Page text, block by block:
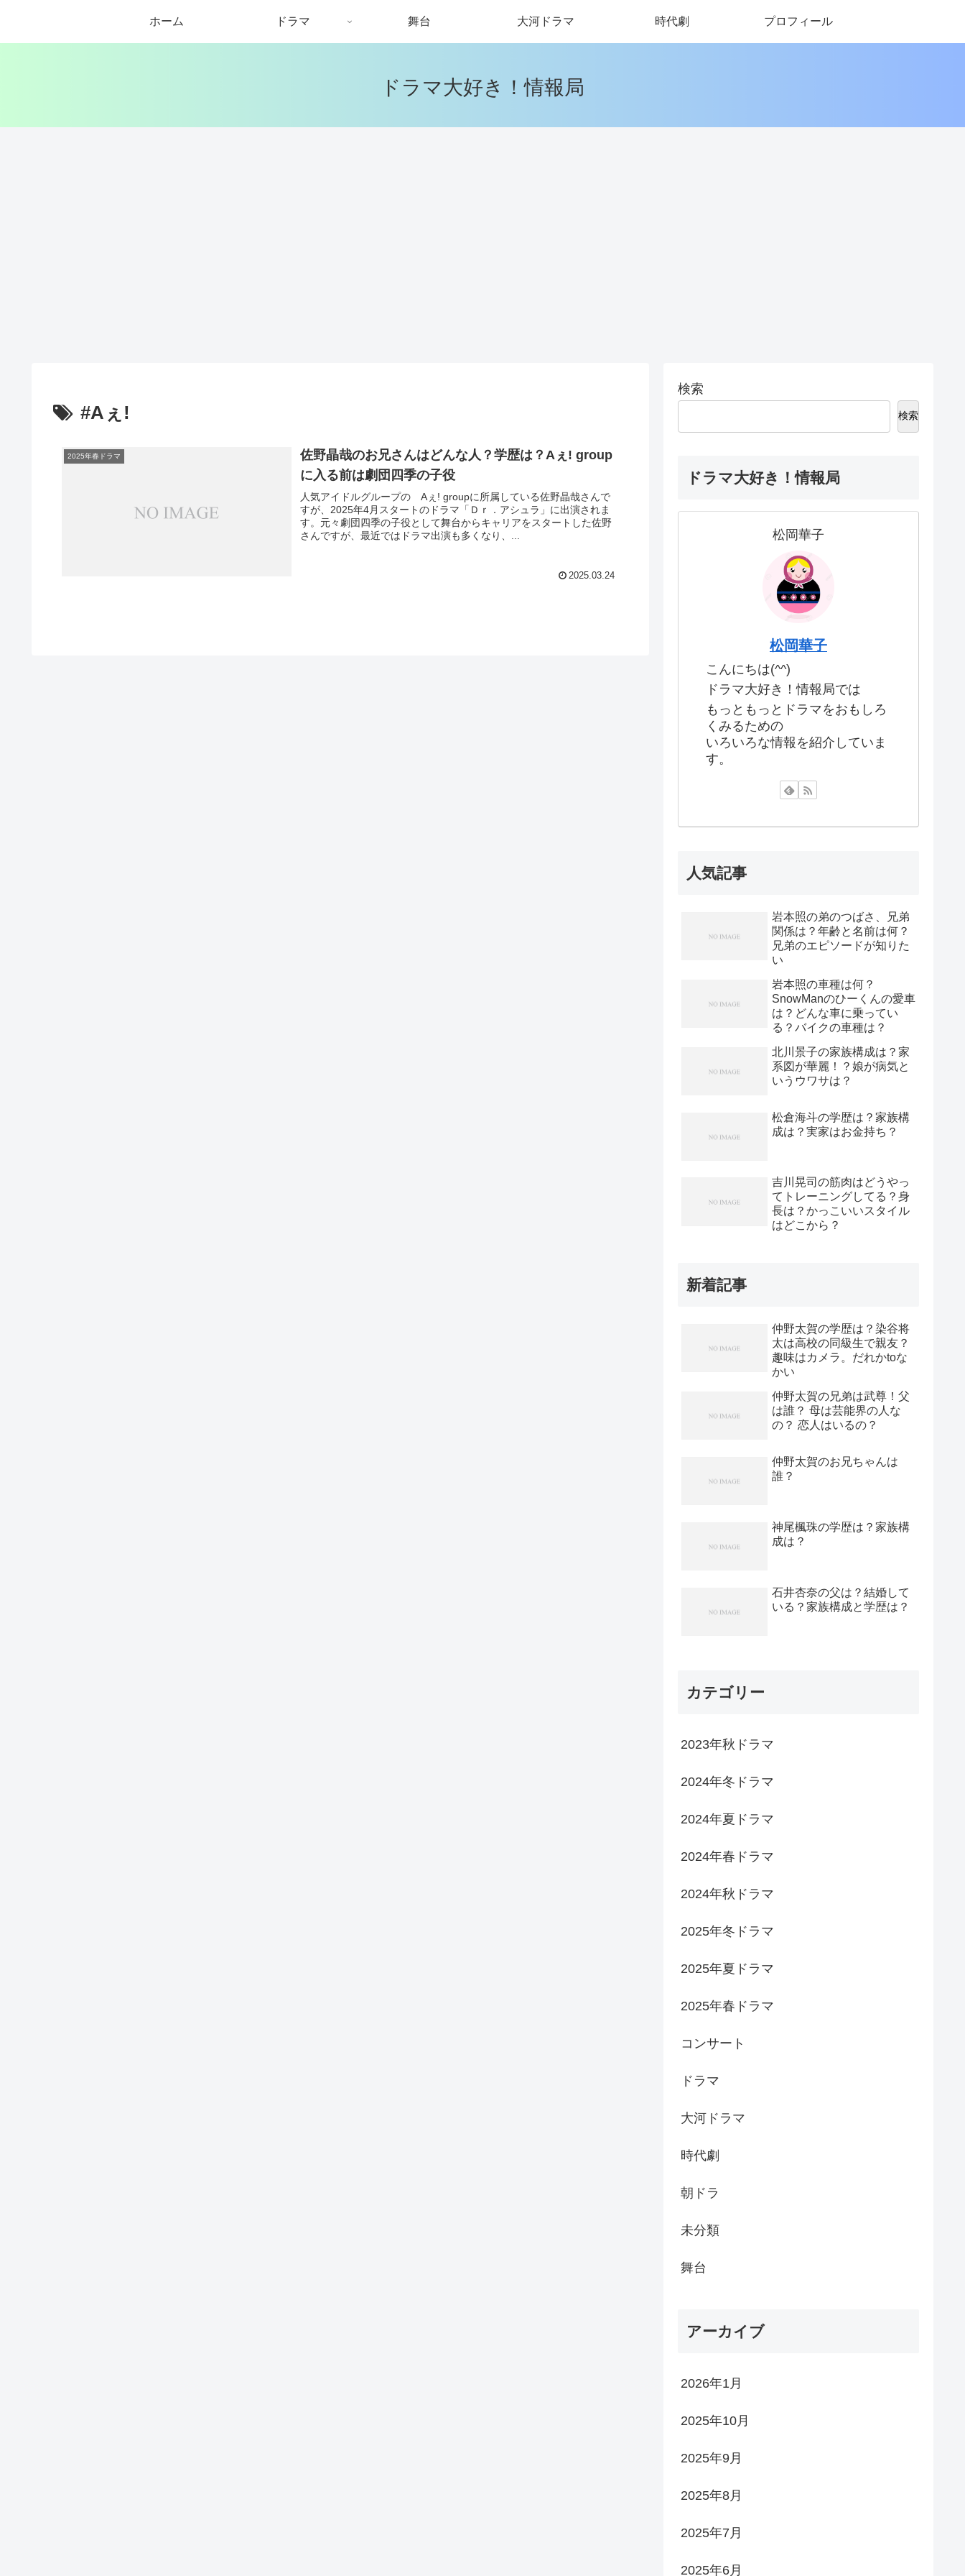
ドラマ大好き！情報局
ホーム ドラマ 舞台 大河ドラマ 時代劇 プロフィール
#Aぇ!
2025年春ドラマ
佐野晶哉のお兄さんはどんな人？学歴は？Aぇ! group
に入る前は劇団四季の子役
人気アイドルグループの Aぇ! groupに所属している佐野晶哉さんで
すが、2025年4月スタートのドラマ「Ｄｒ．アシュラ」に出演されま
す。元々劇団四季の子役として舞台からキャリアをスタートした佐野
さんですが、最近ではドラマ出演も多くなり、...
2025.03.24
検索
検索
ドラマ大好き！情報局
松岡華子
松岡華子
こんにちは(^^)
ドラマ大好き！情報局では
もっともっとドラマをおもしろ
くみるための
いろいろな情報を紹介していま
す。
人気記事
岩本照の弟のつばさ、兄弟
関係は？年齢と名前は何？
兄弟のエピソードが知りた
い
岩本照の車種は何？
SnowManのひーくんの愛車
は？どんな車に乗ってい
る？バイクの車種は？
北川景子の家族構成は？家
系図が華麗！？娘が病気と
いうウワサは？
松倉海斗の学歴は？家族構
成は？実家はお金持ち？
吉川晃司の筋肉はどうやっ
てトレーニングしてる？身
長は？かっこいいスタイル
はどこから？
新着記事
仲野太賀の学歴は？染谷将
太は高校の同級生で親友？
趣味はカメラ。だれかtoな
かい
仲野太賀の兄弟は武尊！父
は誰？ 母は芸能界の人な
の？ 恋人はいるの？
仲野太賀のお兄ちゃんは
誰？
神尾楓珠の学歴は？家族構
成は？
石井杏奈の父は？結婚して
いる？家族構成と学歴は？
カテゴリー
2023年秋ドラマ
2024年冬ドラマ
2024年夏ドラマ
2024年春ドラマ
2024年秋ドラマ
2025年冬ドラマ
2025年夏ドラマ
2025年春ドラマ
コンサート
ドラマ
大河ドラマ
時代劇
朝ドラ
未分類
舞台
アーカイブ
2026年1月
2025年10月
2025年9月
2025年8月
2025年7月
2025年6月